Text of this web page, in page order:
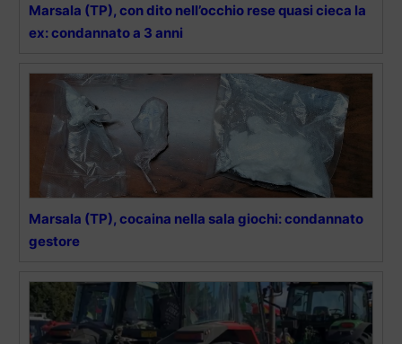
Marsala (TP), con dito nell’occhio rese quasi cieca la
ex: condannato a 3 anni
Marsala (TP), cocaina nella sala giochi: condannato
gestore